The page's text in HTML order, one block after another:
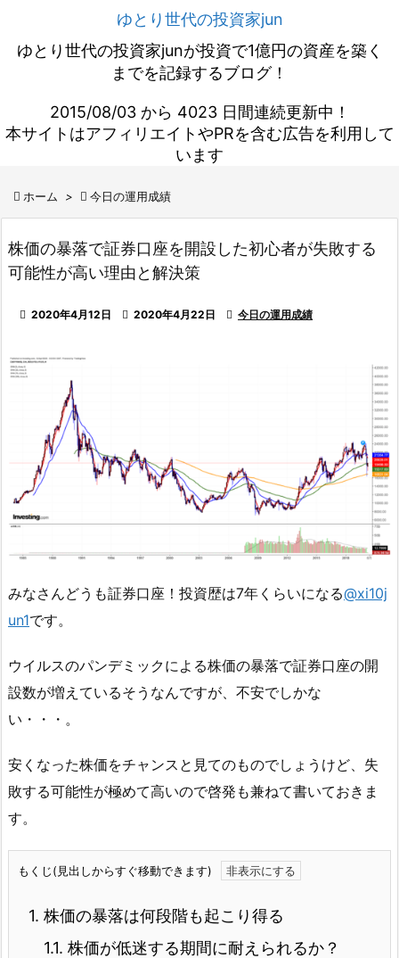
ゆとり世代の投資家jun
ゆとり世代の投資家junが投資で1億円の資産を築く
までを記録するブログ！
2015/08/03 から 4023 日間連続更新中！
本サイトはアフィリエイトやPRを含む広告を利用して
います
 ホーム >  今日の運用成績
株価の暴落で証券口座を開設した初心者が失敗する
可能性が高い理由と解決策
 2020年4月12日  2020年4月22日  今日の運用成績
みなさんどうも証券口座！投資歴は7年くらいになる@xi10j
un1です。
ウイルスのパンデミックによる株価の暴落で証券口座の開
設数が増えているそうなんですが、不安でしかな
い・・・。
安くなった株価をチャンスと見てのものでしょうけど、失
敗する可能性が極めて高いので啓発も兼ねて書いておきま
す。
もくじ(見出しからすぐ移動できます)
1. 株価の暴落は何段階も起こり得る
1.1. 株価が低迷する期間に耐えられるか？